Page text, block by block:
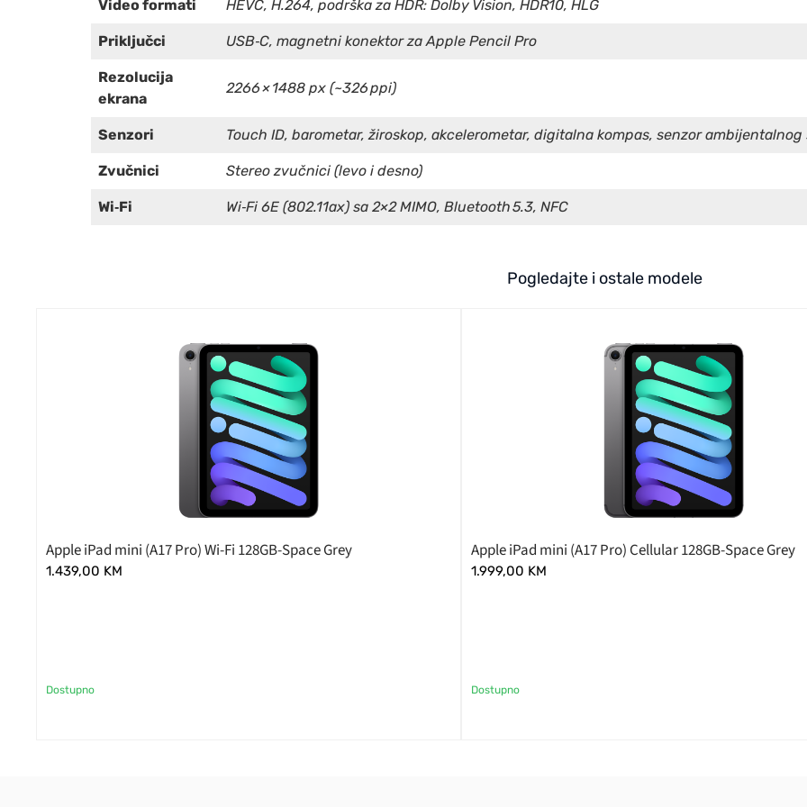
Video formati HEVC, H.264, podrška za HDR: Dolby Vision, HDR10, HLG
Priključci USB‑C, magnetni konektor za Apple Pencil Pro
Rezolucija
ekrana
2266 × 1488 px (~326 ppi)
Senzori Touch ID, barometar, žiroskop, akcelerometar, digitalna kompas, senzor ambijentalnog
Zvučnici Stereo zvučnici (levo i desno)
Wi‑Fi Wi‑Fi 6E (802.11ax) sa 2×2 MIMO, Bluetooth 5.3, NFC
Pogledajte i ostale modele
Apple iPad mini (A17 Pro) Wi-Fi 128GB-Space Grey
1.439,00 KM
Dostupno
Apple iPad mini (A17 Pro) Cellular 128GB-Space Grey
1.999,00 KM
Dostupno